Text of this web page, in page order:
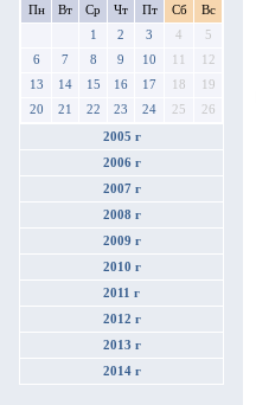
Пн Вт Ср Чт Пт Сб
Вс
1
2 3 4
5
6
7 8 9 10 11
12
13
14 15 16 17 18
19
20
21 22 23 24 25 26
2005 г
2006 г
2007 г
2008 г
2009 г
2010 г
2011 г
2012 г
2013 г
2014 г